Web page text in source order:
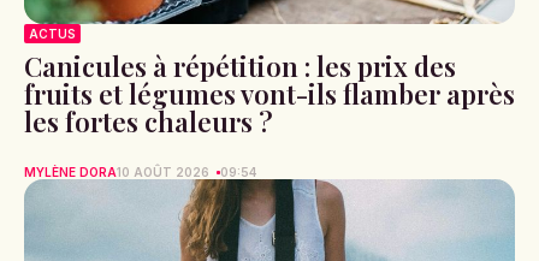
ACTUS
Canicules à répétition : les prix des
fruits et légumes vont-ils flamber après
les fortes chaleurs ?
MYLÈNE DORA10 AOÛT 2026 09:54